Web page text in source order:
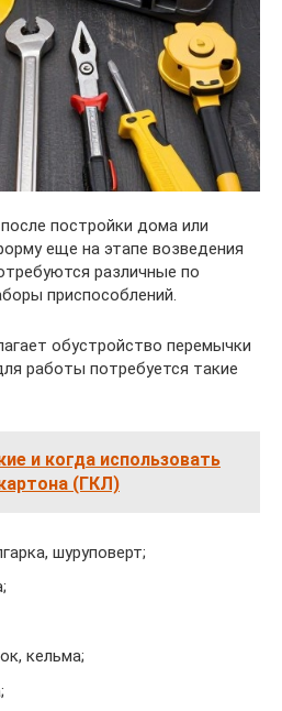
постройки дома или
еще на этапе возведения
различные по
приспособлений.
обустройство перемычки
работы потребуется такие
и когда использовать
(ГКЛ)
шуруповерт;
кельма;